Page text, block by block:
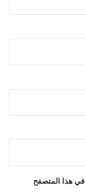
في هذا المتصفح